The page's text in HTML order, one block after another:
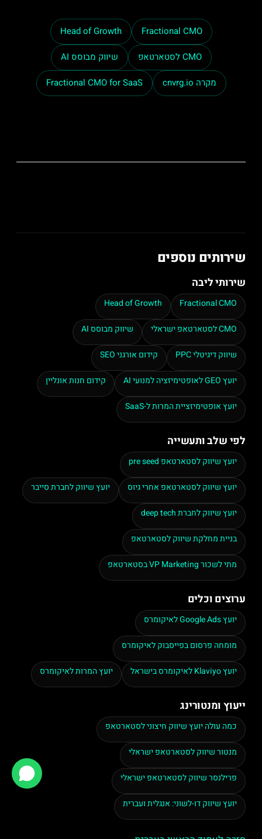
Fractional CMO
Head of Growth
CMO לסטארטאפ
שיווק מבוסס AI
מקרה cnvrg.io
Fractional CMO for SaaS
שירותים נוספים
שירותי ליבה
Fractional CMO
Head of Growth
CMO לסטארטאפ ישראלי שיווק מבוסס AI
שיווק דיגיטלי PPC קידום אורגני SEO
יועץ GEO לאופטימיזציה למנועי AI קידום חנות אונליין
יועץ אופטימיזציית המרות ל-SaaS
לפי שלב ותעשייה
יועץ שיווק לסטארטאפ pre seed
יועץ שיווק לסטארטאפ אחרי גיוס יועץ שיווק לחברת סייבר
יועץ שיווק לחברת deep tech
בניית מחלקת שיווק לסטארטאפ
מתי לשכור VP Marketing בסטארטאפ
ערוצים וכלים
יועץ Google Ads לאיקומרס
מומחה פרסום בפייסבוק לאיקומרס
יועץ Klaviyo לאיקומרס בישראל יועץ המרות לאיקומרס
ייעוץ ומנטורינג
כמה עולה יועץ שיווק חיצוני לסטארטאפ
מנטור שיווק לסטארטאפ ישראלי
פרילנסר שיווק לסטארטאפ ישראלי
יועץ שיווק דו-לשוני: אנגלית ועברית